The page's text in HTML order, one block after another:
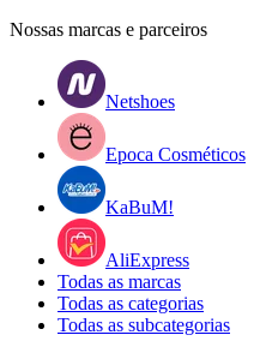
Nossas marcas e parceiros
Netshoes
Epoca Cosméticos
KaBuM!
AliExpress
Todas as marcas
Todas as categorias
Todas as subcategorias